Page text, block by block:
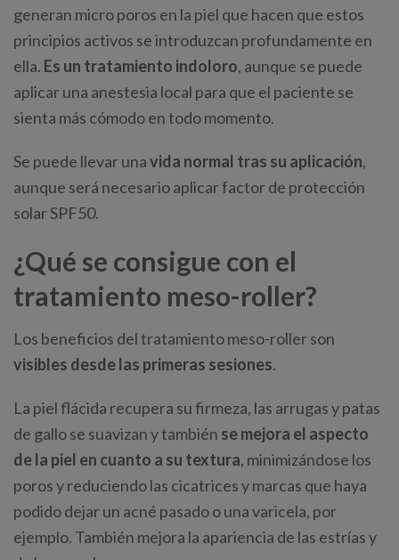
generan micro poros en la piel que hacen que estos
principios activos se introduzcan profundamente en
ella. Es un tratamiento indoloro, aunque se puede
aplicar una anestesia local para que el paciente se
sienta más cómodo en todo momento.
Se puede llevar unavida normal tras su aplicación,
aunque será necesario aplicar factor de protección
solar SPF50.
¿Qué se consigue con el
tratamiento meso-roller?
Los beneficios del tratamiento meso-roller son
visibles desde las primeras sesiones.
La piel flácida recupera su firmeza, las arrugas y patas
de gallo se suavizan y también se mejora el aspecto
de la piel en cuanto a su textura, minimizándose los
poros y reduciendo las cicatrices y marcas que haya
podido dejar un acné pasado o una varicela, por
ejemplo. También mejora la apariencia de las estrías y